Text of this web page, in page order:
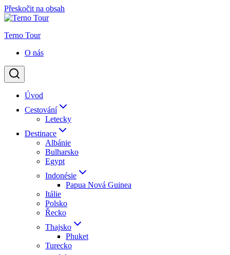
Přeskočit na obsah
Terno Tour
O nás
Úvod
Cestování
Letecky
Destinace
Albánie
Bulharsko
Egypt
Indonésie
Papua Nová Guinea
Itálie
Polsko
Řecko
Thajsko
Phuket
Turecko